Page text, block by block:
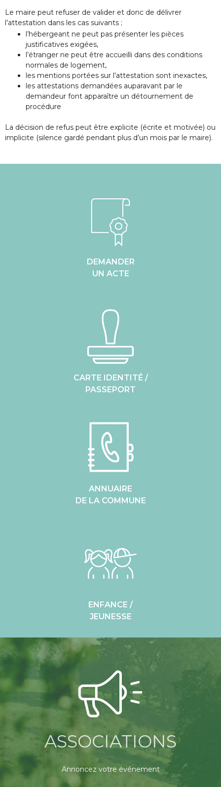
Le maire peut refuser de valider et donc de délivrer
l’attestation dans les cas suivants ;
l’hébergeant ne peut pas présenter les pièces
justificatives exigées,
l’étranger ne peut être accueilli dans des conditions
normales de logement,
les mentions portées sur l’attestation sont inexactes,
les attestations demandées auparavant par le
demandeur font apparaître un détournement de
procédure
La décision de refus peut être explicite (écrite et motivée) ou
implicite (silence gardé pendant plus d’un mois par le maire).
DEMANDER
UN ACTE
CARTE IDENTITÉ /
PASSEPORT
ANNUAIRE
DE LA COMMUNE
ENFANCE /
JEUNESSE
ASSOCIATIONS
Annoncez votre événement